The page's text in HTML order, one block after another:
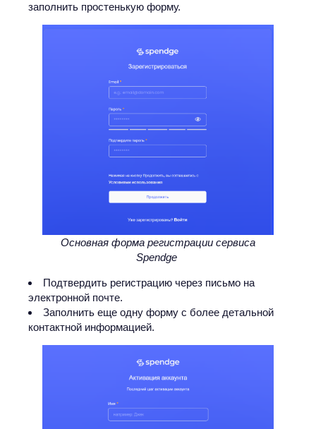
заполнить простенькую форму.
Основная форма регистрации сервиса
Spendge
Подтвердить регистрацию через письмо на
электронной почте.
Заполнить еще одну форму с более детальной
контактной информацией.